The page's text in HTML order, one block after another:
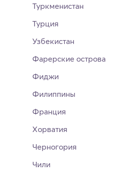
Туркменистан
Турция
Узбекистан
Фарерские острова
Фиджи
Филиппины
Франция
Хорватия
Черногория
Чили